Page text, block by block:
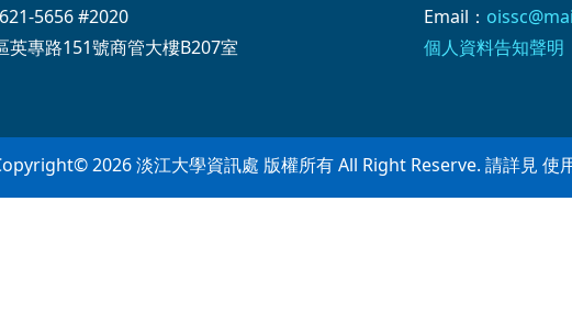
5656 #2020
英專路151號商管大樓B207室
Email：
個人資料告知聲明
2026 淡江大學資訊處 版權所有 All Right Reserve. 請詳